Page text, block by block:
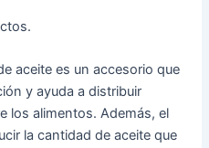
aceite es un accesorio que
y ayuda a distribuir
los alimentos. Además, el
la cantidad de aceite que